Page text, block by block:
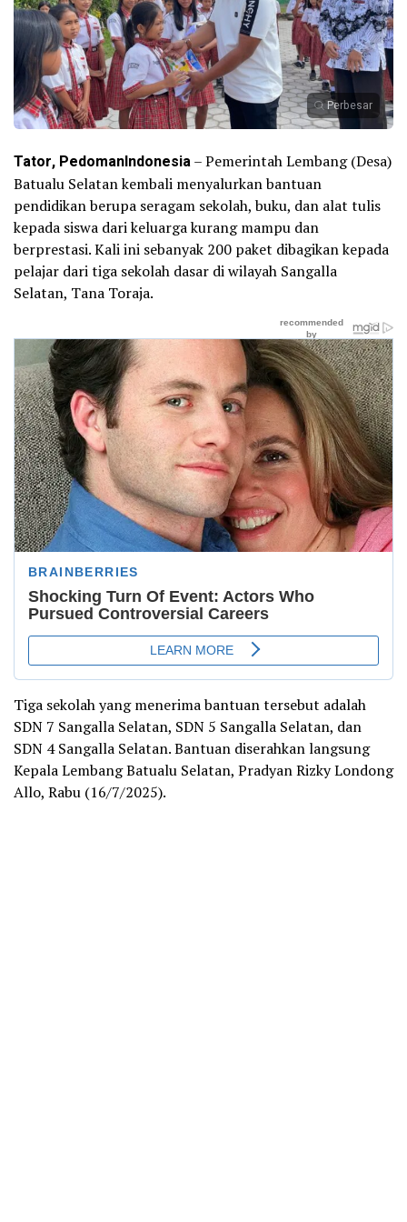
Perbesar
Tator, PedomanIndonesia– Pemerintah Lembang (Desa)
Batualu Selatan kembali menyalurkan bantuan
pendidikan berupa seragam sekolah, buku, dan alat tulis
kepada siswa dari keluarga kurang mampu dan
berprestasi. Kali ini sebanyak 200 paket dibagikan kepada
pelajar dari tiga sekolah dasar di wilayah Sangalla
Selatan, Tana Toraja.
Tiga sekolah yang menerima bantuan tersebut adalah
SDN 7 Sangalla Selatan, SDN 5 Sangalla Selatan, dan
SDN 4 Sangalla Selatan. Bantuan diserahkan langsung
Kepala Lembang Batualu Selatan, Pradyan Rizky Londong
Allo, Rabu (16/7/2025).